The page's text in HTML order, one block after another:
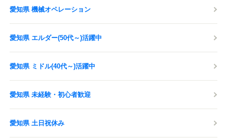
愛知県 機械オペレーション
愛知県 エルダー(50代～)活躍中
愛知県 ミドル(40代～)活躍中
愛知県 未経験・初心者歓迎
愛知県 土日祝休み